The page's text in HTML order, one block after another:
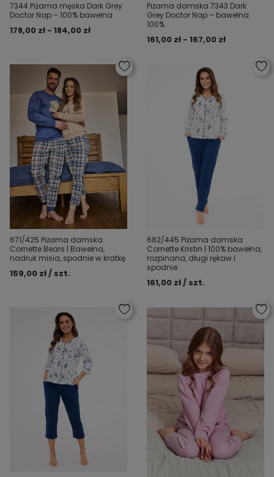
7344 Piżama męska Dark Grey
Doctor Nap – 100% bawełna
178,00 zł - 184,00 zł
Piżama damska 7343 Dark
Grey Doctor Nap – bawełna
100%
161,00 zł - 167,00 zł
671/425 Piżama damska
Cornette Bears | Bawełna,
nadruk misia, spodnie w kratkę
159,00 zł / szt.
682/445 Piżama damska
Cornette Kristin | 100% bawełna,
rozpinana, długi rękaw i
spodnie
161,00 zł / szt.